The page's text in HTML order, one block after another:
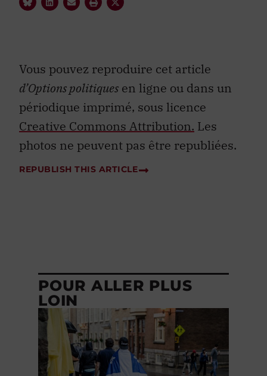
Vous pouvez reproduire cet article
d’Options politiques en ligne ou dans un
périodique imprimé, sous licence
Creative Commons Attribution. Les
photos ne peuvent pas être republiées.
REPUBLISH THIS ARTICLE
POUR ALLER PLUS
LOIN